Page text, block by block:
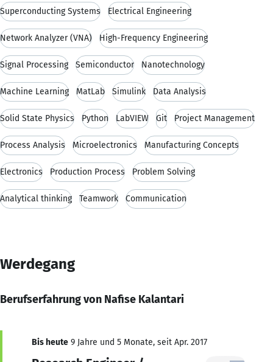
Superconducting Systems Electrical Engineering
Network Analyzer (VNA) High-Frequency Engineering
Signal Processing Semiconductor Nanotechnology
Machine Learning MatLab Simulink Data Analysis
Solid State Physics Python LabVIEW Git Project Management
Process Analysis Microelectronics Manufacturing Concepts
Electronics Production Process Problem Solving
Analytical thinking Teamwork Communication
Werdegang
Berufserfahrung von Nafise Kalantari
Bis heute 9 Jahre und 5 Monate, seit Apr. 2017